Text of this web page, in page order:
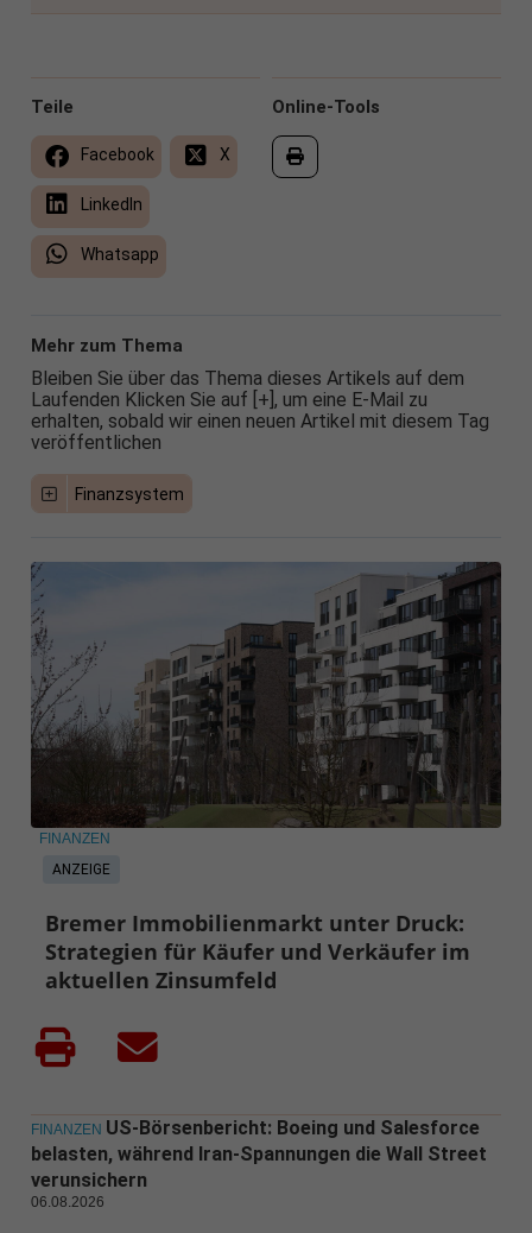
Online-Tools
Teile
Facebook X
LinkedIn
Whatsapp
Mehr zum Thema
Bleiben Sie über das Thema dieses Artikels auf dem
Laufenden Klicken Sie auf [+], um eine E-Mail zu
erhalten, sobald wir einen neuen Artikel mit diesem Tag
veröffentlichen
Finanzsystem
ANZEIGE
FINANZEN
Bremer Immobilienmarkt unter Druck:
Strategien für Käufer und Verkäufer im
aktuellen Zinsumfeld
FINANZEN US-Börsenbericht: Boeing und Salesforce
belasten, während Iran-Spannungen die Wall Street
verunsichern
06.08.2026